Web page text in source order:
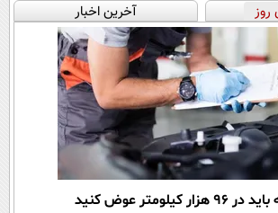
روز آخرین اخبار